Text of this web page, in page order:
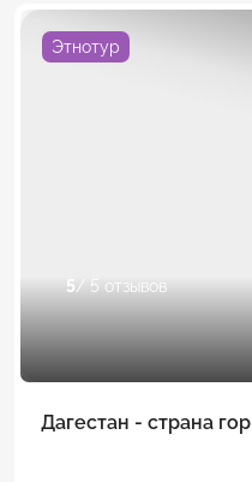
Этнотур
5/ 5 отзывов
Дагестан - страна гор